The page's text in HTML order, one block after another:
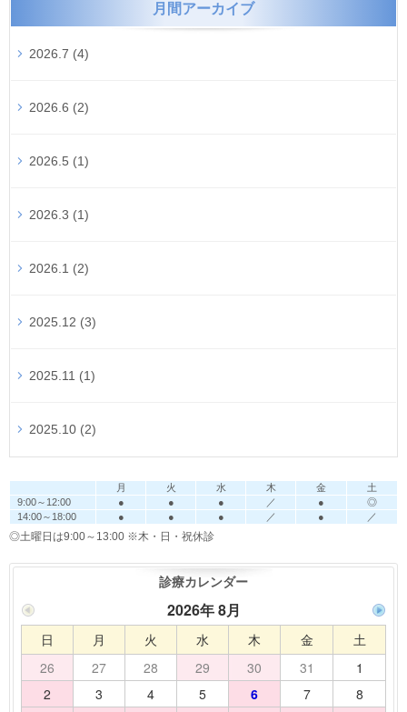
月間アーカイブ
2026.7 (4)
2026.6 (2)
2026.5 (1)
2026.3 (1)
2026.1 (2)
2025.12 (3)
2025.11 (1)
2025.10 (2)
月 火 水 木 金
土
9:00～12:00
● ● ● ／ ●
◎
14:00～18:00
● ● ● ／ ● ／
◎土曜日は9:00～13:00 ※木・日・祝休診
診療カレンダー
2026年 8月
日 月 火 水 木 金
土
26
27 28 29 30 31
1
2
3 4 5 6 7
8